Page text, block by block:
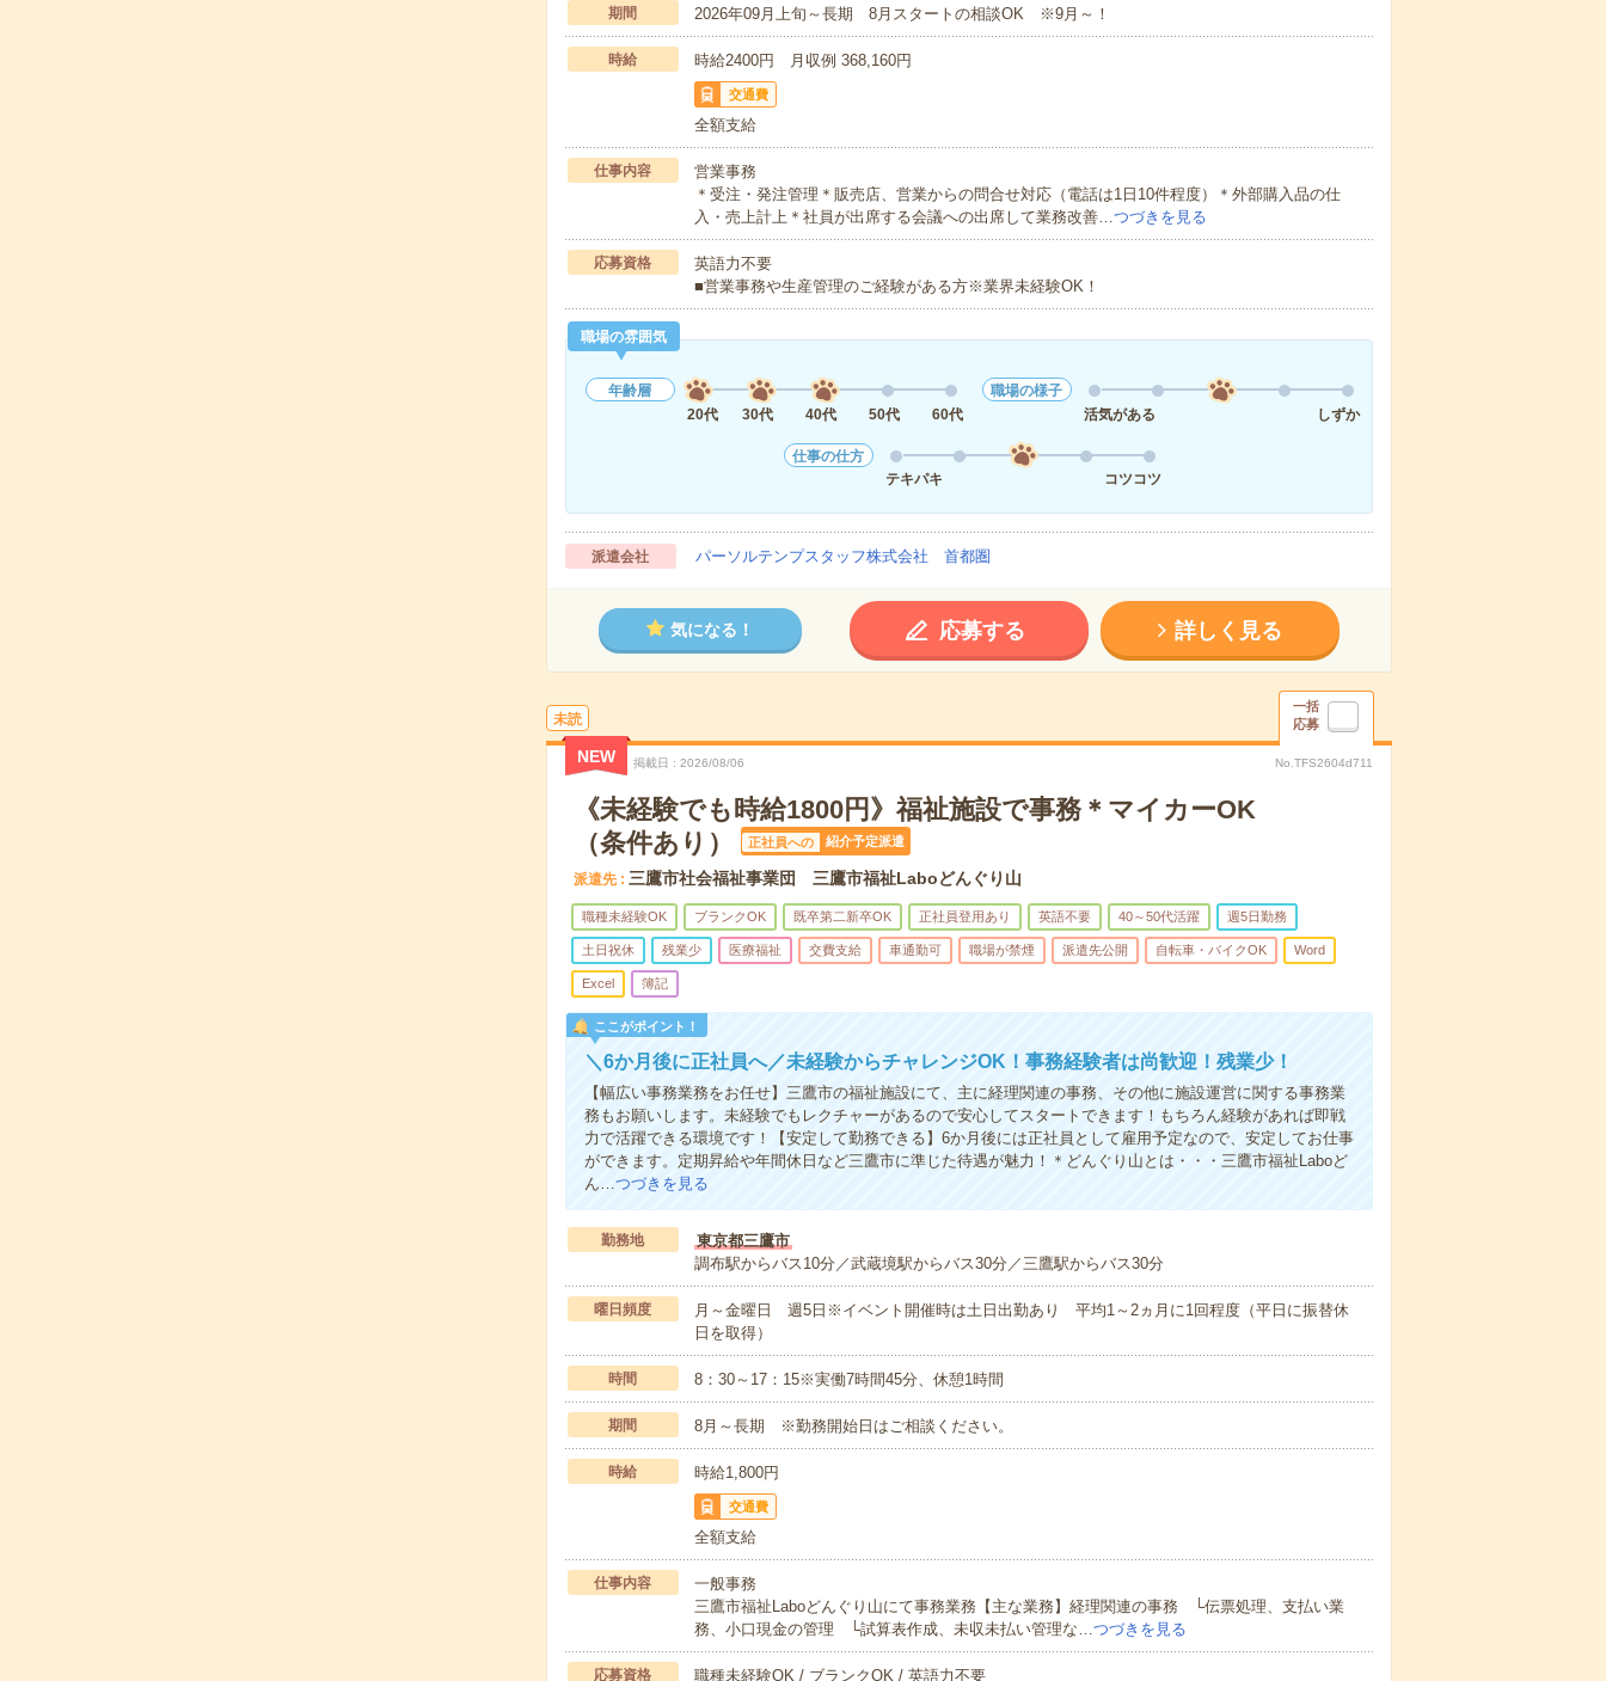
期間 2026年09月上旬～長期 8月スタートの相談OK ※9月～！
時給 時給2400円 月収例 368,160円
交通費
全額支給
仕事内容
営業事務
＊受注・発注管理＊販売店、営業からの問合せ対応（電話は1日10件程度）＊外部購入品の仕
入・売上計上＊社員が出席する会議への出席して業務改善…つづきを見る
応募資格
英語力不要
■営業事務や生産管理のご経験がある方※業界未経験OK！
職場の雰囲気
年齢層
20代
30代 40代 50代 60代
職場の様子
活気がある
しずか
仕事の仕方
テキパキ
コツコツ
派遣会社 パーソルテンプスタッフ株式会社 首都圏
気になる！ 応募する 詳しく見る
未読
一括
応募
NEW 掲載日 2026/08/06 No.TFS2604d711
《未経験でも時給1800円》福祉施設で事務＊マイカーOK
（条件あり）
正社員への 紹介予定派遣
派遣先 三鷹市社会福祉事業団 三鷹市福祉Laboどんぐり山
職種未経験OK ブランクOK 既卒第二新卒OK 正社員登用あり 英語不要 40～50代活躍 週5日勤務
土日祝休 残業少 医療福祉 交費支給 車通勤可 職場が禁煙 派遣先公開 自転車・バイクOK Word
Excel 簿記
ここがポイント！
＼6か月後に正社員へ／未経験からチャレンジOK！事務経験者は尚歓迎！残業少！
【幅広い事務業務をお任せ】三鷹市の福祉施設にて、主に経理関連の事務、その他に施設運営に関する事務業
務もお願いします。未経験でもレクチャーがあるので安心してスタートできます！もちろん経験があれば即戦
力で活躍できる環境です！【安定して勤務できる】6か月後には正社員として雇用予定なので、安定してお仕事
ができます。定期昇給や年間休日など三鷹市に準じた待遇が魅力！＊どんぐり山とは・・・三鷹市福祉Laboど
ん…つづきを見る
勤務地
東京都三鷹市
調布駅からバス10分／武蔵境駅からバス30分／三鷹駅からバス30分
曜日頻度
月～金曜日 週5日※イベント開催時は土日出勤あり 平均1～2ヵ月に1回程度（平日に振替休
日を取得）
時間 8：30～17：15※実働7時間45分、休憩1時間
期間 8月～長期 ※勤務開始日はご相談ください。
時給 時給1,800円
交通費
全額支給
仕事内容
一般事務
三鷹市福祉Laboどんぐり山にて事務業務【主な業務】経理関連の事務 └伝票処理、支払い業
務、小口現金の管理 └試算表作成、未収未払い管理な…つづきを見る
応募資格 職種未経験OK / ブランクOK / 英語力不要